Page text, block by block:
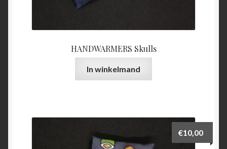
HANDWARMERS Skulls
In winkelmand
€10,00